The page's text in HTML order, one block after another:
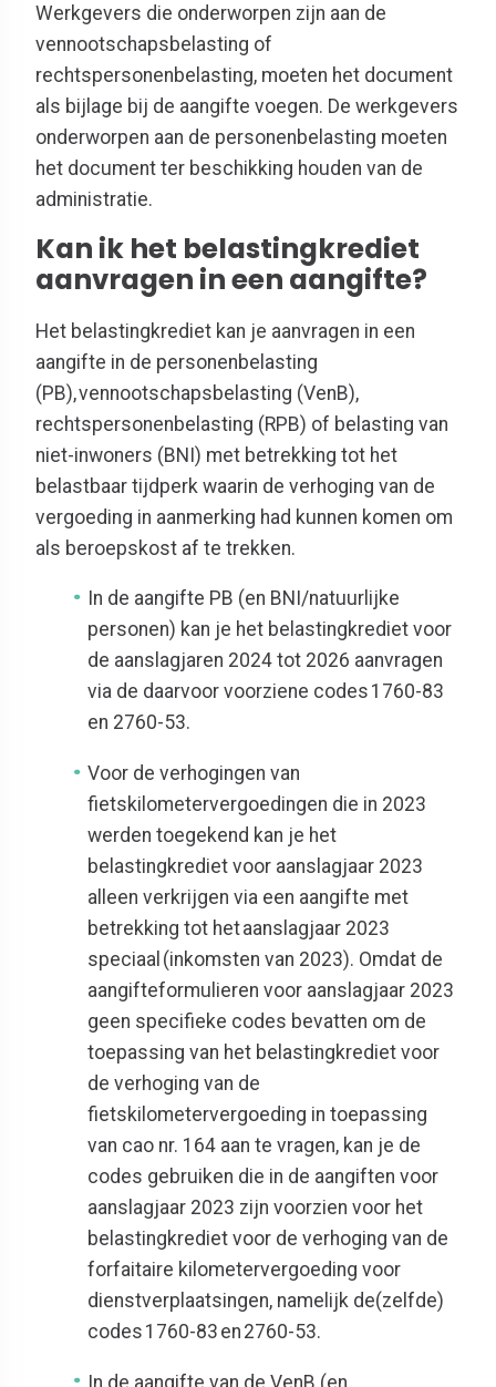
Werkgevers die onderworpen zijn aan de
vennootschapsbelasting of
rechtspersonenbelasting, moeten het document
als bijlage bij de aangifte voegen. De werkgevers
onderworpen aan de personenbelasting moeten
het document ter beschikking houden van de
administratie.
Kan ik het belastingkrediet
aanvragen in een aangifte?
Het belastingkrediet kan je aanvragen in een
aangifte in de personenbelasting
(PB), vennootschapsbelasting (VenB),
rechtspersonenbelasting (RPB) of belasting van
niet-inwoners (BNI) met betrekking tot het
belastbaar tijdperk waarin de verhoging van de
vergoeding in aanmerking had kunnen komen om
als beroepskost af te trekken.
In de aangifte PB (en BNI/natuurlijke
personen) kan je het belastingkrediet voor
de aanslagjaren 2024 tot 2026 aanvragen
via de daarvoor voorziene codes 1760-83
en 2760-53.
Voor de verhogingen van
fietskilometervergoedingen die in 2023
werden toegekend kan je het
belastingkrediet voor aanslagjaar 2023
alleen verkrijgen via een aangifte met
betrekking tot het aanslagjaar 2023
speciaal (inkomsten van 2023). Omdat de
aangifteformulieren voor aanslagjaar 2023
geen specifieke codes bevatten om de
toepassing van het belastingkrediet voor
de verhoging van de
fietskilometervergoeding in toepassing
van cao nr. 164 aan te vragen, kan je de
codes gebruiken die in de aangiften voor
aanslagjaar 2023 zijn voorzien voor het
belastingkrediet voor de verhoging van de
forfaitaire kilometervergoeding voor
dienstverplaatsingen, namelijk de(zelfde)
codes 1760-83 en 2760-53.
In de aangifte van de VenB (en